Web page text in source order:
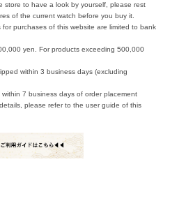
store to have a look by yourself, please rest
of the current watch before you buy it.
purchases of this website are limited to bank
yen. For products exceeding 500,000
within 3 business days (excluding
7 business days of order placement
please refer to the user guide of this